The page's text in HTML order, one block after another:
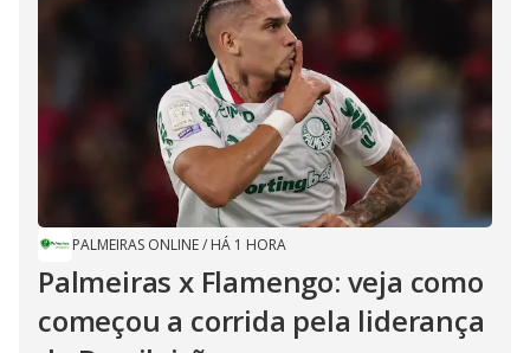
PALMEIRAS ONLINE/ HÁ 1 HORA
Palmeiras x Flamengo: veja como
começou a corrida pela liderança